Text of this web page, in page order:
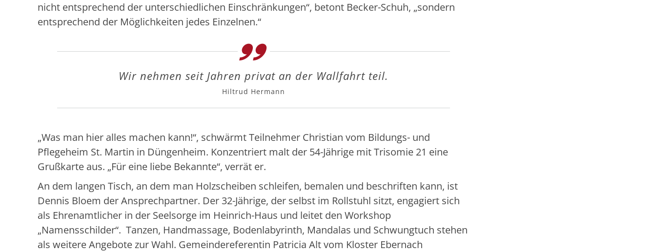
nicht entsprechend der unterschiedlichen Einschränkungen“, betont Becker-Schuh, „sondern
entsprechend der Möglichkeiten jedes Einzelnen.“
Wir nehmen seit Jahren privat an der Wallfahrt teil.
Hiltrud Hermann
„Was man hier alles machen kann!“, schwärmt Teilnehmer Christian vom Bildungs- und
Pflegeheim St. Martin in Düngenheim. Konzentriert malt der 54-Jährige mit Trisomie 21 eine
Grußkarte aus. „Für eine liebe Bekannte“, verrät er.
An dem langen Tisch, an dem man Holzscheiben schleifen, bemalen und beschriften kann, ist
Dennis Bloem der Ansprechpartner. Der 32-Jährige, der selbst im Rollstuhl sitzt, engagiert sich
als Ehrenamtlicher in der Seelsorge im Heinrich-Haus und leitet den Workshop
„Namensschilder“. Tanzen, Handmassage, Bodenlabyrinth, Mandalas und Schwungtuch stehen
als weitere Angebote zur Wahl. Gemeindereferentin Patricia Alt vom Kloster Ebernach